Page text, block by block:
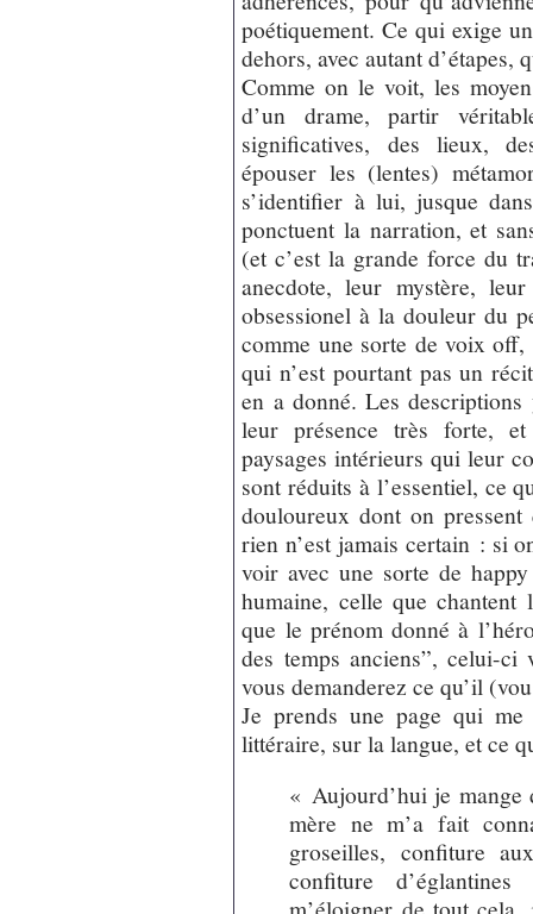
poétiquement. Ce qui exige
dehors, avec autant d’étapes,
Comme on le voit, les
d’un drame, partir
significatives, des lieux,
épouser les (lentes)
s’identifier à lui, jusque
ponctuent la narration, et
(et c’est la grande force du
anecdote, leur mystère,
obsessionel à la douleur du
comme une sorte de voix off,
qui n’est pourtant pas un
en a donné. Les
leur présence très forte,
paysages intérieurs qui leur
sont réduits à l’essentiel, ce
douloureux dont on
rien n’est jamais certain : si
voir avec une sorte de
humaine, celle que
que le prénom donné à
des temps anciens”, celui-
vous demanderez ce qu’il
Je prends une page qui
littéraire, sur la langue, et ce
« Aujourd’hui je
mère ne m’a fait
groseilles, confiture
confiture d’églantines